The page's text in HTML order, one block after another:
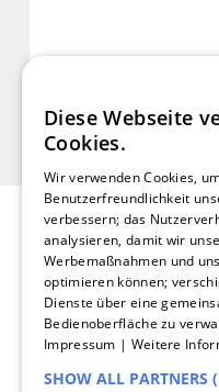
Diese Webseite
Cookies.
Wir verwenden Cookies,
Benutzerfreundlichkeit
verbessern; das
analysieren, damit wir
Werbemaßnahmen und
optimieren können;
Dienste über eine
Bedienoberfläche zu
Impressum | Weitere
SHOW ALL PARTNERS